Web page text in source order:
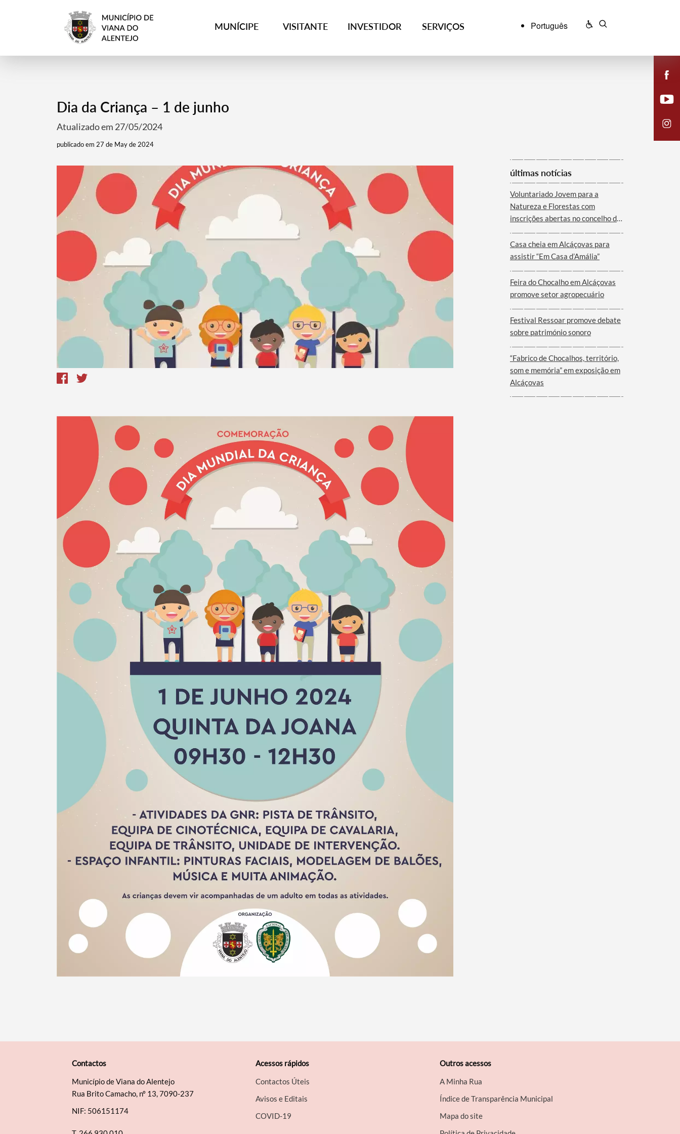
MUNÍCIPE VISITANTE INVESTIDOR SERVIÇOS Português
Termo de Pesquisa
Categorias gerais
Filtros
Dia da Criança – 1 de junho
Atualizado em 27/05/2024
publicado em 27 de May de 2024
últimas notícias
Voluntariado Jovem para a
Natureza e Florestas com
inscrições abertas no concelho de
Casa cheia em Alcáçovas para
assistir “Em Casa d’Amália”
Feira do Chocalho em Alcáçovas
promove setor agropecuário
Festival Ressoar promove debate
sobre património sonoro
“Fabrico de Chocalhos, território,
som e memória” em exposição em
Alcáçovas
Contactos
Município de Viana do Alentejo
Rua Brito Camacho, nº 13, 7090-237
NIF: 506151174
Acessos rápidos
Contactos Úteis
Avisos e Editais
COVID-19
Outros acessos
A Minha Rua
Índice de Transparência Municipal
Mapa do site